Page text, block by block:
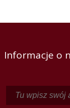
Informacje o